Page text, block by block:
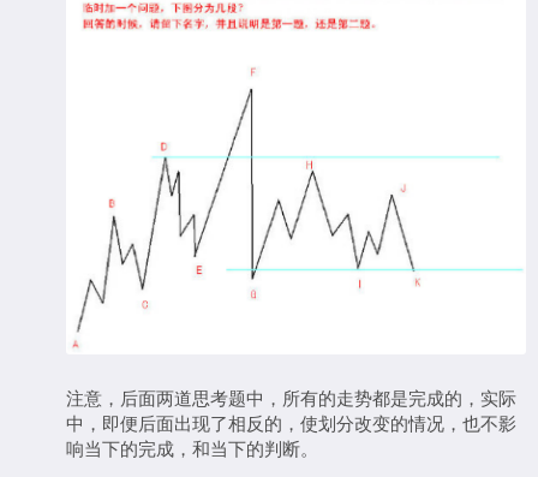
注意，后面两道思考题中，所有的走势都是完成的，实际
中，即便后面出现了相反的，使划分改变的情况，也不影
响当下的完成，和当下的判断。